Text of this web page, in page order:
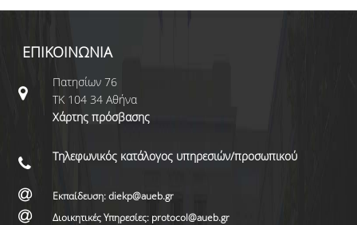
ΕΠΙΚΟΙΝΩΝΙΑ
Πατησίων 76
ΤΚ 104 34 Αθήνα
Χάρτης πρόσβασης
Τηλεφωνικός κατάλογος υπηρεσιών/προσωπικού
Εκπαίδευση: diekp@aueb.gr
Διοικητικές Υπηρεσίες: protocol@aueb.gr